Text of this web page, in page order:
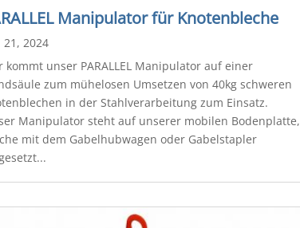
Manipulator für Knotenbleche
21, 2024
kommt unser PARALLEL Manipulator auf einer
zum mühelosen Umsetzen von 40kg schweren
in der Stahlverarbeitung zum Einsatz.
Manipulator steht auf unserer mobilen Bodenplatte,
mit dem Gabelhubwagen oder Gabelstapler